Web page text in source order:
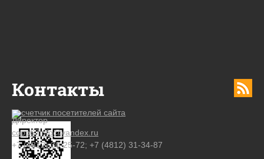
Контакты
Директор
copp67info@yandex.ru
+7 (4812) 30-25-72; +7 (4812) 31-34-87